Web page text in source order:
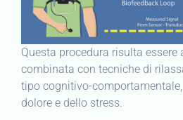
Questa procedura risulta essere
combinata con tecniche di
tipo cognitivo-
dolore e dello stress.